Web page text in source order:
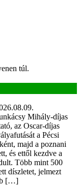
túl.
Mihály-díjas
az Oscar-díjas
a Pécsi
majd a poznani
és ettől kezdve a
Több mint 500
díszletet, jelmezt
[…]